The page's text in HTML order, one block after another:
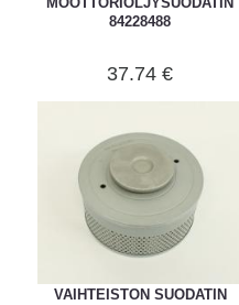
MOOTTORIÖLJYSUODATIN
84228488
37.74 €
VAIHTEISTON SUODATIN